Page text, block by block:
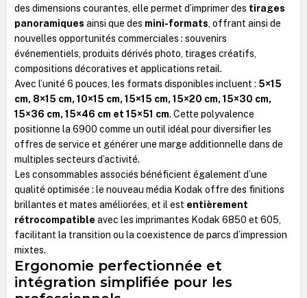
des dimensions courantes, elle permet d’imprimer des tirages
panoramiques ainsi que des mini-formats, offrant ainsi de
nouvelles opportunités commerciales : souvenirs
événementiels, produits dérivés photo, tirages créatifs,
compositions décoratives et applications retail.
Avec l’unité 6 pouces, les formats disponibles incluent : 5×15
cm, 8×15 cm, 10×15 cm, 15×15 cm, 15×20 cm, 15×30 cm,
15×36 cm, 15×46 cm et 15×51 cm. Cette polyvalence
positionne la 6900 comme un outil idéal pour diversifier les
offres de service et générer une marge additionnelle dans de
multiples secteurs d’activité.
Les consommables associés bénéficient également d’une
qualité optimisée : le nouveau média Kodak offre des finitions
brillantes et mates améliorées, et il est entièrement
rétrocompatible avec les imprimantes Kodak 6850 et 605,
facilitant la transition ou la coexistence de parcs d’impression
mixtes.
Ergonomie perfectionnée et
intégration simplifiée pour les